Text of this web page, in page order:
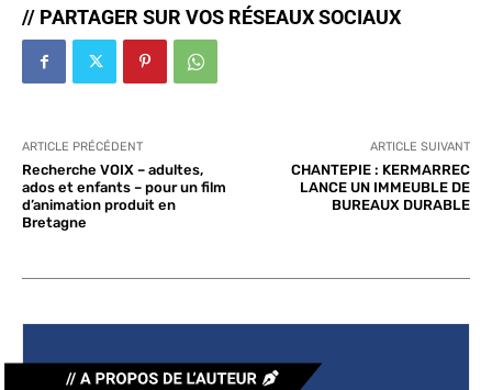
// PARTAGER SUR VOS RÉSEAUX SOCIAUX
ARTICLE PRÉCÉDENT
Recherche VOIX – adultes,
ados et enfants – pour un film
d’animation produit en
Bretagne
ARTICLE SUIVANT
CHANTEPIE : KERMARREC
LANCE UN IMMEUBLE DE
BUREAUX DURABLE